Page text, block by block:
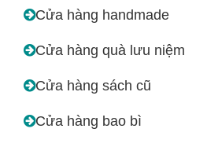
Cửa hàng handmade
Cửa hàng quà lưu niệm
Cửa hàng sách cũ
Cửa hàng bao bì